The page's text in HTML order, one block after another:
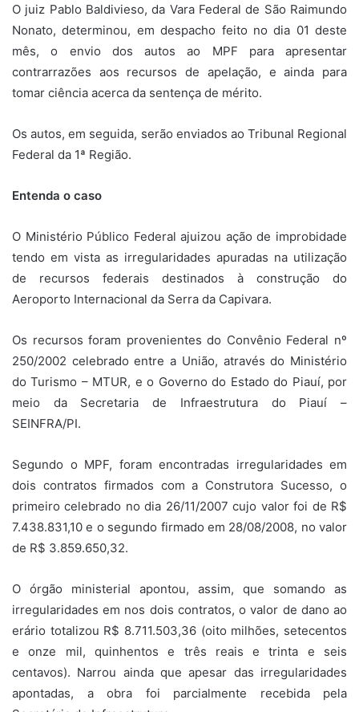
O juiz Pablo Baldivieso, da Vara Federal de São Raimundo
Nonato, determinou, em despacho feito no dia 01 deste
mês, o envio dos autos ao MPF para apresentar
contrarrazões aos recursos de apelação, e ainda para
tomar ciência acerca da sentença de mérito.
Os autos, em seguida, serão enviados ao Tribunal Regional
Federal da 1ª Região.
Entenda o caso
O Ministério Público Federal ajuizou ação de improbidade
tendo em vista as irregularidades apuradas na utilização
de recursos federais destinados à construção do
Aeroporto Internacional da Serra da Capivara.
Os recursos foram provenientes do Convênio Federal nº
250/2002 celebrado entre a União, através do Ministério
do Turismo – MTUR, e o Governo do Estado do Piauí, por
meio da Secretaria de Infraestrutura do Piauí –
SEINFRA/PI.
Segundo o MPF, foram encontradas irregularidades em
dois contratos firmados com a Construtora Sucesso, o
primeiro celebrado no dia 26/11/2007 cujo valor foi de R$
7.438.831,10 e o segundo firmado em 28/08/2008, no valor
de R$ 3.859.650,32.
O órgão ministerial apontou, assim, que somando as
irregularidades em nos dois contratos, o valor de dano ao
erário totalizou R$ 8.711.503,36 (oito milhões, setecentos
e onze mil, quinhentos e três reais e trinta e seis
centavos). Narrou ainda que apesar das irregularidades
apontadas, a obra foi parcialmente recebida pela